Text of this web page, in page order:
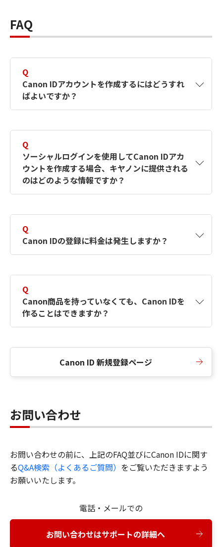
FAQ
Q
Canon IDアカウントを作成するにはどうすれ
ばよいですか？
す。詳しい作成方法は【カメラ】Canon IDとは
何ですか？Canon IDの作成方法は？をご確認く
ださい。
Q
ソーシャルログインを使用してCanon IDアカ
ウントを作成する場合、キヤノンに提供される
のはどのような情報ですか？
択したサービスから取得します。アカウントを
簡単に作成できるように、この情報を使用して
Canon IDの登録フォームを入力します。
Q
Canon IDの登録に料金は発生しますか？
Q
Canon商品を持っていなくても、Canon IDを
作ることはできますか？
Canon ID 新規登録ページ
お問い合わせ
お問い合わせの前に、上記のFAQ並びにCanon IDに関す
るQ&A検索（よくあるご質問） をご覧いただきますよう
お願いいたします。
電話・メールでの
お問い合わせはサポートの詳細へ